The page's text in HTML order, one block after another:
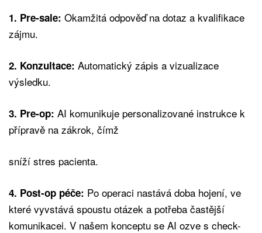
1. Pre-sale: Okamžitá odpověď na dotaz a kvalifikace
zájmu.
2. Konzultace: Automatický zápis a vizualizace
výsledku.
3. Pre-op: AI komunikuje personalizované instrukce k
přípravě na zákrok, čímž
sníží stres pacienta.
4. Post-op péče: Po operaci nastává doba hojení, ve
které vyvstává spoustu otázek a potřeba častější
komunikacei. V našem konceptu se AI ozve s check-